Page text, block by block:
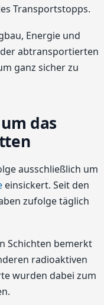
Transportstopps.
Energie und
abtransportierten
ganz sicher zu
das
ausschließlich um
einsickert. Seit den
zufolge täglich
Schichten bemerkt
radioaktiven
wurden dabei zum